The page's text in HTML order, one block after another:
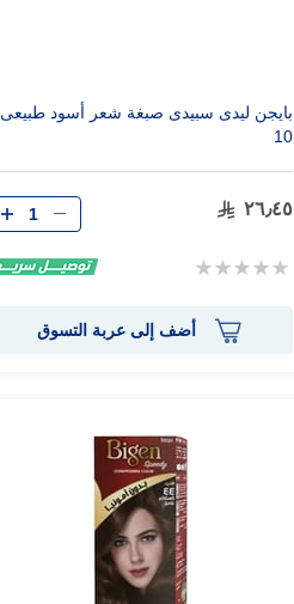
بايجن ليدى سبيدى صبغة شعر أسود طبيعى
10
٢٦٫٤٥
Rating:
الكمية
أضف إلى عربة التسوق